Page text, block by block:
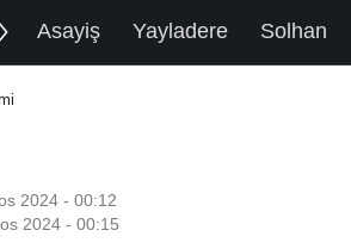
Asayiş Yayladere Solhan
2024 - 00:12
2024 - 00:15